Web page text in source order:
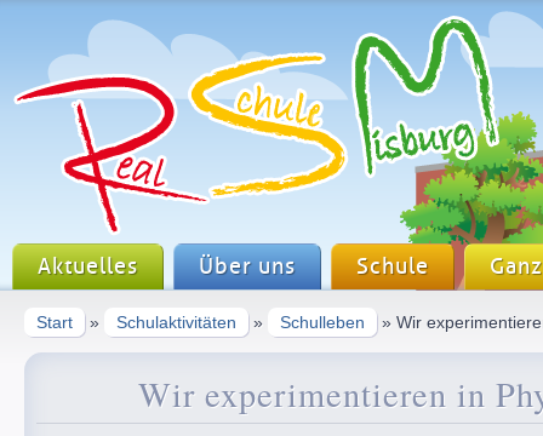
Aktuelles Über uns Schule
Start » Schulaktivitäten » Schulleben » Wir
Wir experimentieren in